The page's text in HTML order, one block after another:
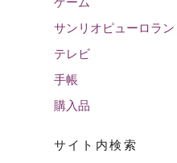
サンリオピューロラン
テレビ
手帳
購入品
サイト内検索